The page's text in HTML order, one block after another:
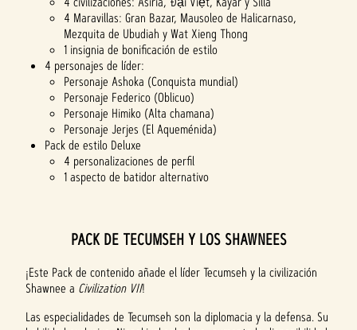
4 Maravillas: Gran Bazar, Mausoleo de Halicarnaso,
Mezquita de Ubudiah y Wat Xieng Thong
1 insignia de bonificación de estilo
4 personajes de líder:
Personaje Ashoka (Conquista mundial)
Personaje Federico (Oblicuo)
Personaje Himiko (Alta chamana)
Personaje Jerjes (El Aqueménida)
Pack de estilo Deluxe
4 personalizaciones de perfil
1 aspecto de batidor alternativo
PACK DE TECUMSEH Y LOS SHAWNEES
¡Este Pack de contenido añade el líder Tecumseh y la civilización
Shawnee a Civilization VII!
Las especialidades de Tecumseh son la diplomacia y la defensa. Su